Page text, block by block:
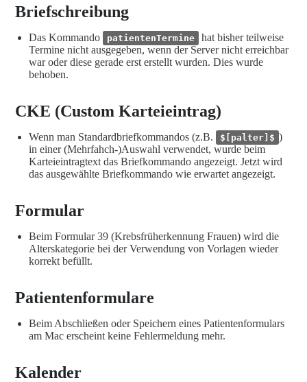
Briefschreibung
Das Kommando patientenTermine
hat bisher teilweise
Termine nicht ausgegeben, wenn der Server nicht erreichbar
war oder diese gerade erst erstellt wurden. Dies wurde
behoben.
CKE (Custom Karteieintrag)
Wenn man Standardbriefkommandos (z.B. $[palter]$ )
in einer (Mehrfahch-)Auswahl verwendet, wurde beim
Karteieintragtext das Briefkommando angezeigt. Jetzt wird
das ausgewählte Briefkommando wie erwartet angezeigt.
Formular
Beim Formular 39 (Krebsfrüherkennung Frauen) wird die
Alterskategorie bei der Verwendung von Vorlagen wieder
korrekt befüllt.
Patientenformulare
Beim Abschließen oder Speichern eines Patientenformulars
am Mac erscheint keine Fehlermeldung mehr.
Kalender